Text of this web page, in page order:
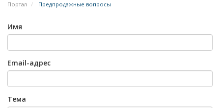
Портал Предпродажные вопросы
Имя
Email-адрес
Тема